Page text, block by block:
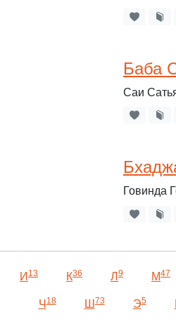
Баба
Саи
Говинда
И 13 К36 Л 9 М47
Ч18 Ш73 Э5